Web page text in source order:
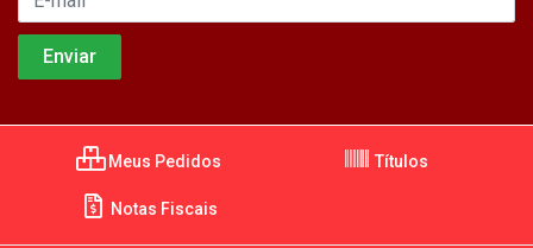
Meus Pedidos Títulos
Notas Fiscais